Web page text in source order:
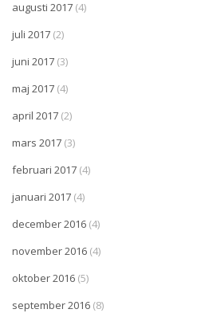
augusti 2017 (4)
juli 2017 (2)
juni 2017 (3)
maj 2017 (4)
april 2017 (2)
mars 2017 (3)
februari 2017 (4)
januari 2017 (4)
december 2016 (4)
november 2016 (4)
oktober 2016 (5)
september 2016 (8)